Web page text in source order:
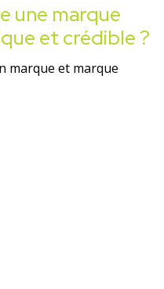
une marque
et crédible ?
marque et marque